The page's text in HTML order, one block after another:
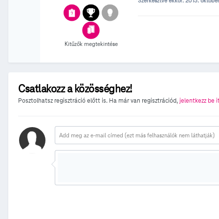
Kitűzők megtekintése
Csatlakozz a közösséghez!
Posztolhatsz regisztráció előtt is. Ha már van regisztrációd,jelentkezz be